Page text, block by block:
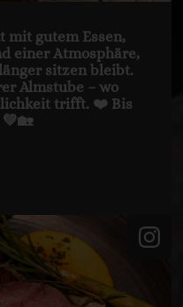
mit gutem Essen,
einer Atmosphäre,
sitzen bleibt.
Almstube – wo
trifft. ❤️ Bis